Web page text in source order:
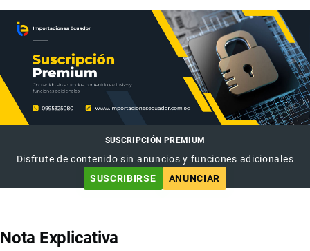
SUSCRIPCIÓN PREMIUM
Disfrute de contenido sin anuncios y funciones adicionales
SUSCRIBIRSE
ANUNCIAR
Nota Explicativa